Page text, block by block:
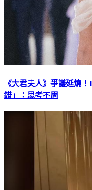
《大君夫人》爭議延燒
錯」：思考不周